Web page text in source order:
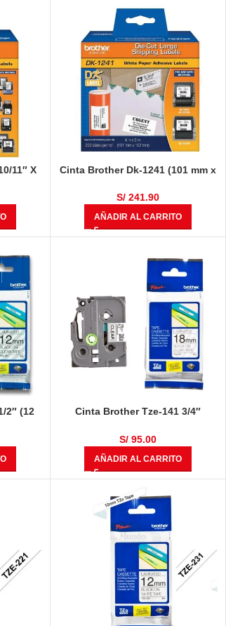
11″ X
Cinta Brother Dk-1241 (101 mm x
S/ 241.90
AÑADIR AL CARRITO
2″ (12
Cinta Brother Tze-141 3/4″
S/ 95.00
AÑADIR AL CARRITO